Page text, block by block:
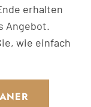
erhalten
Angebot.
wie einfach